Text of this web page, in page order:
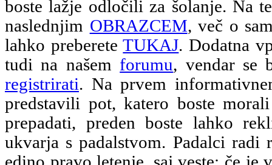
boste lažje odločili za šolanje. Na
naslednjim OBRAZCEM, več o
lahko prebereteTUKAJ. Dodatna
tudi na našem forumu, vendar se
registrirati. Na prvem
predstavili pot, katero boste
prepadati, preden boste lahko
ukvarja s padalstvom. Padalci radi